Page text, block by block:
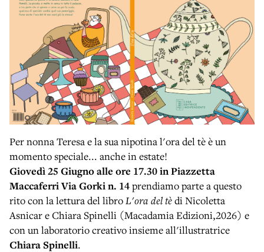
Per nonna Teresa e la sua nipotina l'ora del tè è un
momento speciale... anche in estate!
Giovedì 25 Giugno alle ore 17.30 in Piazzetta
Maccaferri Via Gorki n. 14prendiamo parte a questo
rito con la lettura del libroL'ora del tèdi Nicoletta
Asnicar e Chiara Spinelli (Macadamia Edizioni,2026) e
con un laboratorio creativo insieme all'illustratrice
Chiara Spinelli.